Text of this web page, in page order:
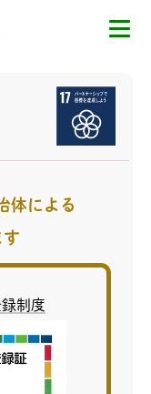
体による
す
制度